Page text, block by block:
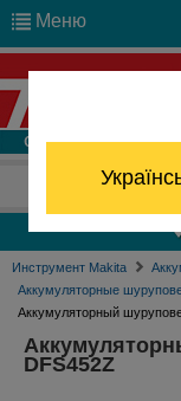
Меню
Отдел
Инструмент Makita
Аккумуляторные
Аккумуляторный
DFS452Z